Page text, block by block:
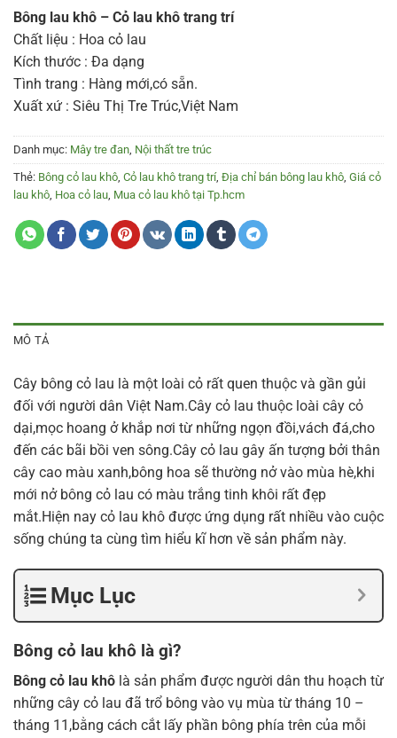
Bông lau khô – Cỏ lau khô trang trí
Chất liệu : Hoa cỏ lau
Kích thước : Đa dạng
Tình trang : Hàng mới,có sẵn.
Xuất xứ : Siêu Thị Tre Trúc,Việt Nam
Danh mục: Mây tre đan Nội thất tre trúc
Thẻ: Bông cỏ lau khô Cỏ lau khô trang trí, Địa chỉ bán bông lau khô Giá cỏ
lau khô Hoa cỏ lau Mua cỏ lau khô tại Tp.hcm
MÔ TẢ
Cây bông cỏ lau là một loài cỏ rất quen thuộc và gần gủi
đối với người dân Việt Nam.Cây cỏ lau thuộc loài cây cỏ
dại,mọc hoang ở khắp nơi từ những ngọn đồi,vách đá,cho
đến các bãi bồi ven sông.Cây cỏ lau gây ấn tượng bởi thân
cây cao màu xanh,bông hoa sẽ thường nở vào mùa hè,khi
mới nở bông cỏ lau có màu trắng tinh khôi rất đẹp
mắt.Hiện nay cỏ lau khô được ứng dụng rất nhiều vào cuộc
sống chúng ta cùng tìm hiểu kĩ hơn về sản phẩm này.
Mục Lục
Bông cỏ lau khô là gì?
Bông cỏ lau khô là sản phẩm được người dân thu hoạch từ
những cây cỏ lau đã trổ bông vào vụ mùa từ tháng 10 –
tháng 11,bằng cách cắt lấy phần bông phía trên của mỗi